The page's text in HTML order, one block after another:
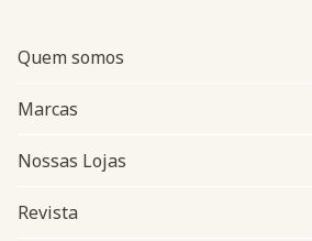
Quem somos
Marcas
Nossas Lojas
Revista